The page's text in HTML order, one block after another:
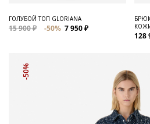
ГОЛУБОЙ ТОП GLORIANA
15 900 ₽ -50% 7 950 ₽
128
-50%